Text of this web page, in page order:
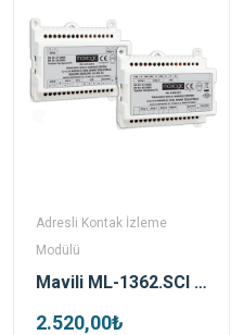
Adresli Kontak İzleme
Modülü
Mavili ML-1362.SCI Adresli İzolatörlü Kontak İzleme Modülü
2.520,00₺